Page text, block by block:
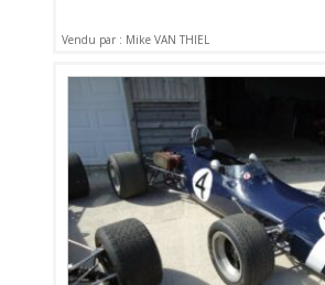
Vendu par : Mike VAN THIEL